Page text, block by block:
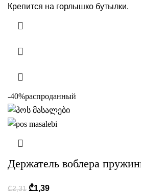
Крепится на горлышко бутылки.
-40%распроданный
Держатель воблера
₾2,31 ₾1,39